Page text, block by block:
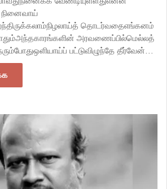
நினைவாய்
தொடர்வதைஎங்கனம்
அரவணைப்பில்மெல்லத்
பட்டுவிழுந்தே தீர்வேன்…